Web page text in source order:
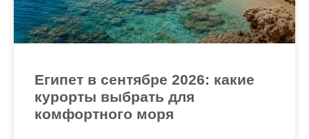
Египет в сентябре 2026: какие
курорты выбрать для
комфортного моря